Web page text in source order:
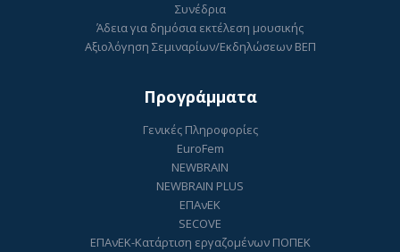
Συνέδρια
Άδεια για δημόσια εκτέλεση μουσικής
Αξιολόγηση Σεμιναρίων/Εκδηλώσεων ΒΕΠ
Προγράμματα
Γενικές Πληροφορίες
EuroFem
NEWBRAIN
NEWBRAIN PLUS
ΕΠΑνΕΚ
SECOVE
ΕΠΑνΕΚ-Κατάρτιση εργαζομένων ΠΟΠΕΚ